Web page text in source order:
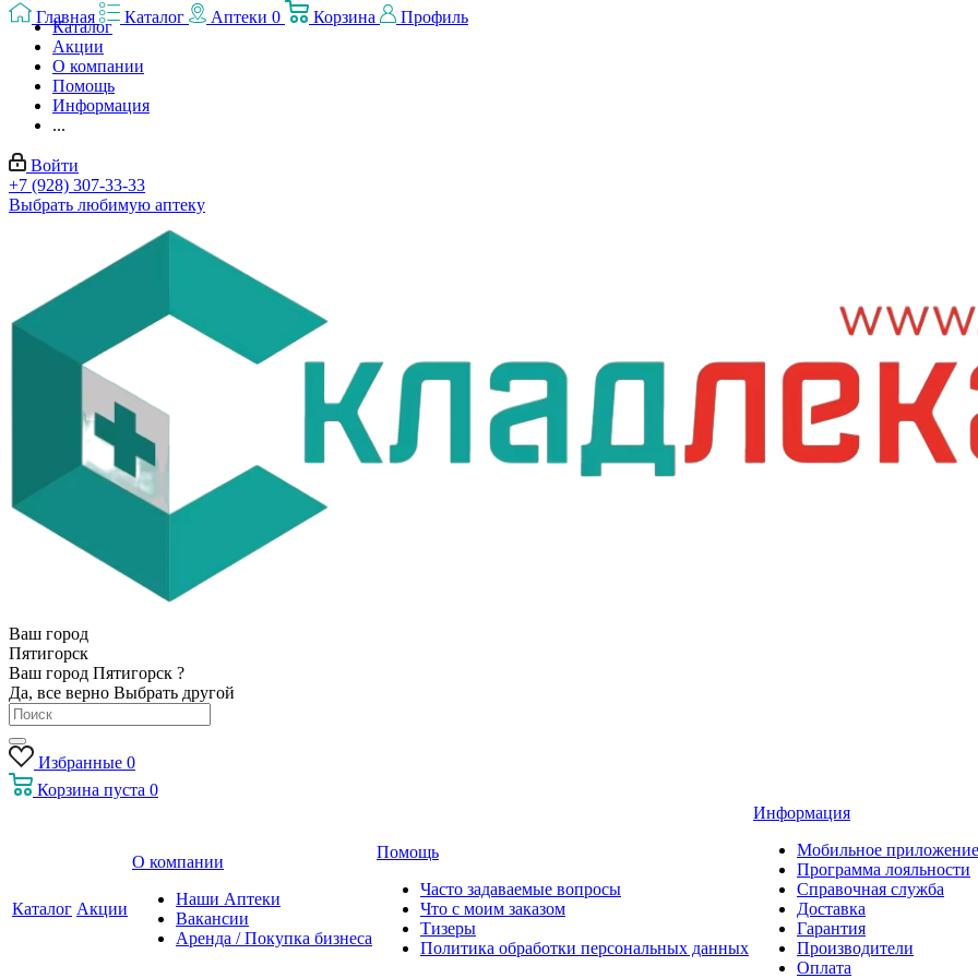
Каталог
Акции
О компании
Помощь
Информация
...
Войти
+7 (928) 307-33-33
Выбрать любимую аптеку
Ваш город
Пятигорск
Ваш город Пятигорск ?
Да, все верно Выбрать другой
Избранные 0
Корзина пуста 0
Каталог Акции
О компании
Наши Аптеки
Вакансии
Аренда / Покупка бизнеса
Помощь
Часто задаваемые вопросы
Что с моим заказом
Тизеры
Политика обработки персональных данных
Информация
Мобильное приложение
Программа лояльности
Справочная служба
Доставка
Гарантия
Производители
Оплата
Главная Каталог Аптеки 0 Корзина Профиль